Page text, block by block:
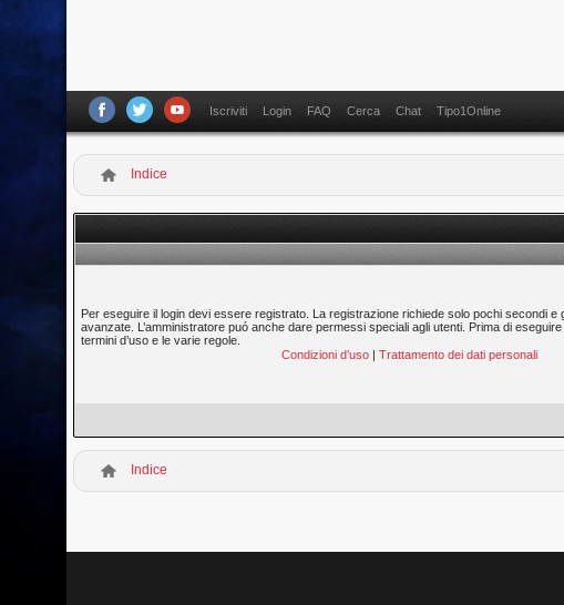
Iscriviti Login FAQ Cerca Chat Tipo1Online
Indice
Per eseguire il login devi essere registrato. La registrazione richiede solo pochi secondi e
avanzate. L’amministratore puó anche dare permessi speciali agli utenti. Prima di
termini d’uso e le varie regole.
Condizioni d’uso |Trattamento dei dati personali
Indice